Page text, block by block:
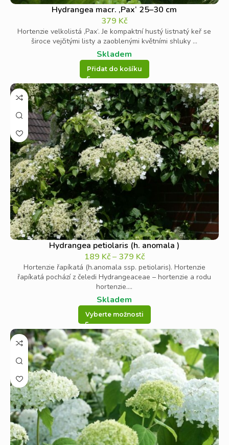
Hydrangea macr. ‚Pax‘ 25–30 cm
379 Kč
Hortenzie velkolistá ‚Pax‘. Je kompaktní hustý listnatý keř se
široce vejčitými listy a zaoblenými květními shluky ...
Skladem
Přidat do košíku
Hydrangea petiolaris (h. anomala )
189 Kč– 379 Kč
Hortenzie řapíkatá (h.anomala ssp. petiolaris). Hortenzie
řapíkatá pochází z čeledi Hydrangeaceae – hortenzie a rodu
hortenzie....
Skladem
Vyberte možnosti